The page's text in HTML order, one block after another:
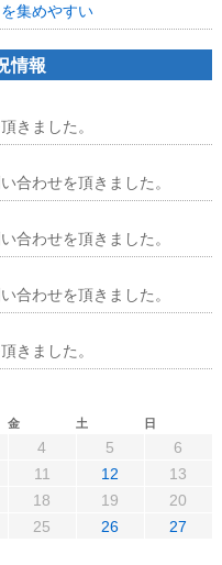
集めやすい
情報
きました。
合わせを頂きました。
合わせを頂きました。
合わせを頂きました。
きました。
金 土 日
4 5
6
11 12
13
18 19
20
25 26
27